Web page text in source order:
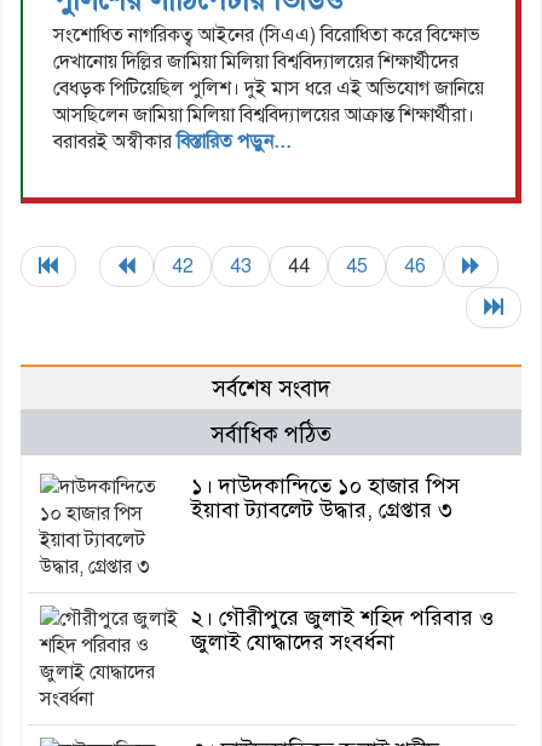
সংশোধিত নাগরিকত্ব আইনের (সিএএ) বিরোধিতা করে বিক্ষোভ
দেখানোয় দিল্লির জামিয়া মিলিয়া বিশ্ববিদ্যালয়ের শিক্ষার্থীদের
বেধড়ক পিটিয়েছিল পুলিশ। দুই মাস ধরে এই অভিযোগ জানিয়ে
আসছিলেন জামিয়া মিলিয়া বিশ্ববিদ্যালয়ের আক্রান্ত শিক্ষার্থীরা।
বরাবরই অস্বীকারবিস্তারিত পড়ুন...
42 43 44 45 46
সর্বশেষ সংবাদ
সর্বাধিক পঠিত
১। দাউদকান্দিতে ১০ হাজার পিস
ইয়াবা ট্যাবলেট উদ্ধার, গ্রেপ্তার ৩
২। গৌরীপুরে জুলাই শহিদ পরিবার ও
জুলাই যোদ্ধাদের সংবর্ধনা